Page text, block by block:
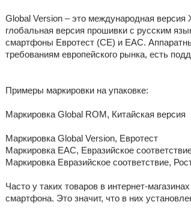
Global Version – это международная
глобальная версия прошивки с русским
смартфоны Евротест (CE) и EAC.
требованиям европейского рынка, есть
Примеры маркировки на упаковке:
Маркировка Global ROM, Китайская версия
Маркировка Global Version, Евротест
Маркировка EAC, Евразийское
Маркировка Евразийское соответствие,
Часто у таких товаров в интернет-
смартфона. Это значит, что в них